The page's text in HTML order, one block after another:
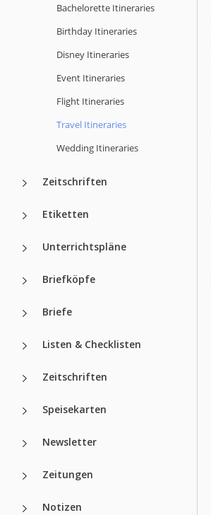
Bachelorette Itineraries
Birthday Itineraries
Disney Itineraries
Event Itineraries
Flight Itineraries
Travel Itineraries
Wedding Itineraries
Zeitschriften
Etiketten
Unterrichtspläne
Briefköpfe
Briefe
Listen & Checklisten
Zeitschriften
Speisekarten
Newsletter
Zeitungen
Notizen